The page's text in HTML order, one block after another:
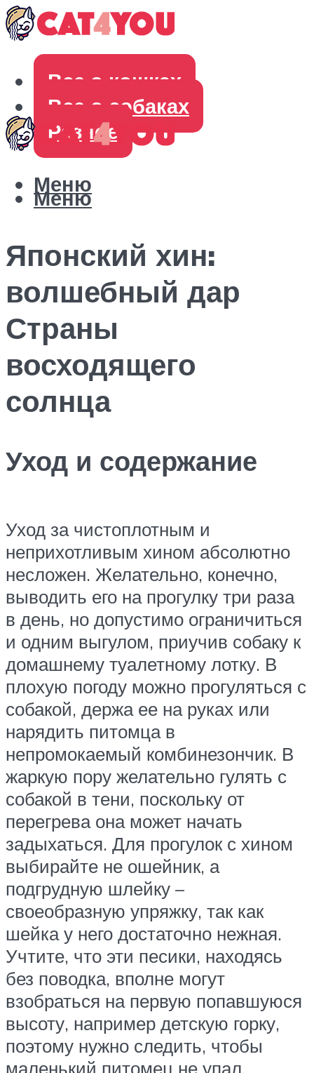
Все о кошках
Все о собаках
Разное
Меню
Меню
Японский хин:
волшебный дар
Страны
восходящего
солнца
Уход и содержание
Уход за чистоплотным и
неприхотливым хином абсолютно
несложен. Желательно, конечно,
выводить его на прогулку три раза
в день, но допустимо ограничиться
и одним выгулом, приучив собаку к
домашнему туалетному лотку. В
плохую погоду можно прогуляться с
собакой, держа ее на руках или
нарядить питомца в
непромокаемый комбинезончик. В
жаркую пору желательно гулять с
собакой в тени, поскольку от
перегрева она может начать
задыхаться. Для прогулок с хином
выбирайте не ошейник, а
подгрудную шлейку –
своеобразную упряжку, так как
шейка у него достаточно нежная.
Учтите, что эти песики, находясь
без поводка, вполне могут
взобраться на первую попавшуюся
высоту, например детскую горку,
поэтому нужно следить, чтобы
маленький питомец не упал,